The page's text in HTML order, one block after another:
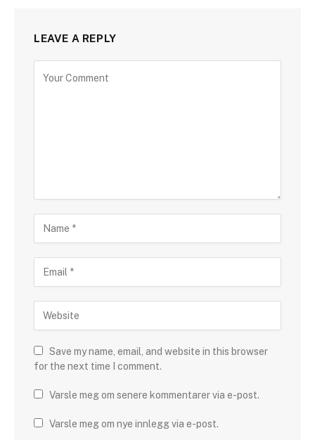
LEAVE A REPLY
Save my name, email, and website in this browser
for the next time I comment.
Varsle meg om senere kommentarer via e-post.
Varsle meg om nye innlegg via e-post.